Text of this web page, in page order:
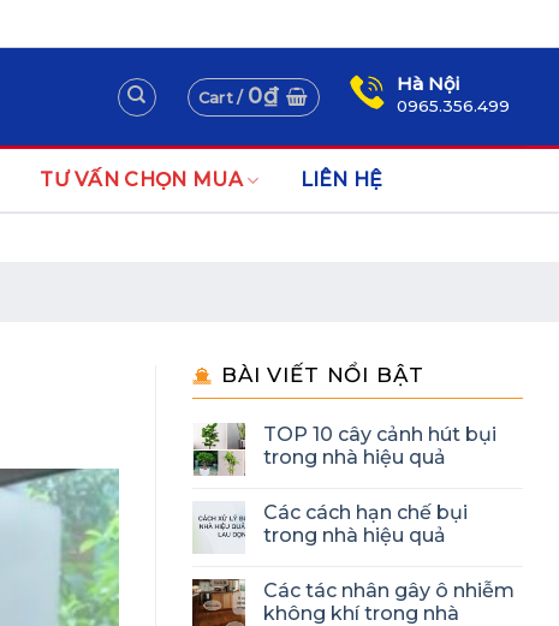
Cart / 0₫ Hà Nội
0965.356.499
TƯ VẤN CHỌN MUA LIÊN HỆ
BÀI VIẾT NỔI BẬT
TOP 10 cây cảnh hút bụi
trong nhà hiệu quả
Các cách hạn chế bụi
trong nhà hiệu quả
Các tác nhân gây ô nhiễm
không khí trong nhà